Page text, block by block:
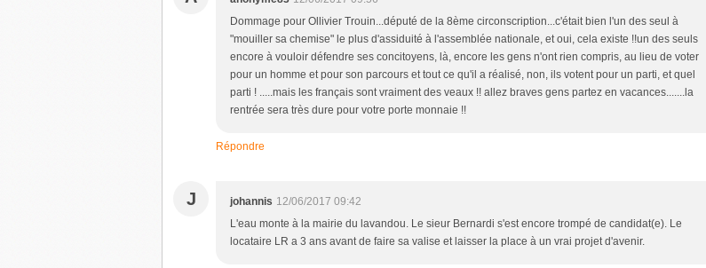
Dommage pour Ollivier Trouin...député de la 8ème circonscription...c'était bien l'un des seul à
"mouiller sa chemise" le plus d'assiduité à l'assemblée nationale, et oui, cela existe !!un des seuls
encore à vouloir défendre ses concitoyens, là, encore les gens n'ont rien compris, au lieu de voter
pour un homme et pour son parcours et tout ce qu'il a réalisé, non, ils votent pour un parti, et quel
parti ! .....mais les français sont vraiment des veaux !! allez braves gens partez en vacances.......la
rentrée sera très dure pour votre porte monnaie !!
Répondre
J johannis 12/06/2017 09:42
L'eau monte à la mairie du lavandou. Le sieur Bernardi s'est encore trompé de candidat(e). Le
locataire LR a 3 ans avant de faire sa valise et laisser la place à un vrai projet d'avenir.